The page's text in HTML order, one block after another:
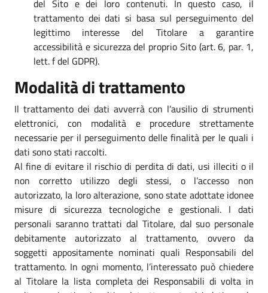
del Sito e dei loro contenuti. In questo caso, il
trattamento dei dati si basa sul perseguimento del
legittimo interesse del Titolare a garantire
accessibilità e sicurezza del proprio Sito (art. 6, par. 1,
lett. f del GDPR).
Modalità di trattamento
Il trattamento dei dati avverrà con l’ausilio di strumenti
elettronici, con modalità e procedure strettamente
necessarie per il perseguimento delle finalità per le quali i
dati sono stati raccolti.
Al fine di evitare il rischio di perdita di dati, usi illeciti o il
non corretto utilizzo degli stessi, o l’accesso non
autorizzato, la loro alterazione, sono state adottate idonee
misure di sicurezza tecnologiche e gestionali. I dati
personali saranno trattati dal Titolare, dal suo personale
debitamente autorizzato al trattamento, ovvero da
soggetti appositamente nominati quali Responsabili del
trattamento. In ogni momento, l’interessato può chiedere
al Titolare la lista completa dei Responsabili di volta in